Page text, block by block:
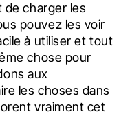
de charger les
pouvez les voir
à utiliser et tout
chose pour
aux
les choses dans
vraiment cet